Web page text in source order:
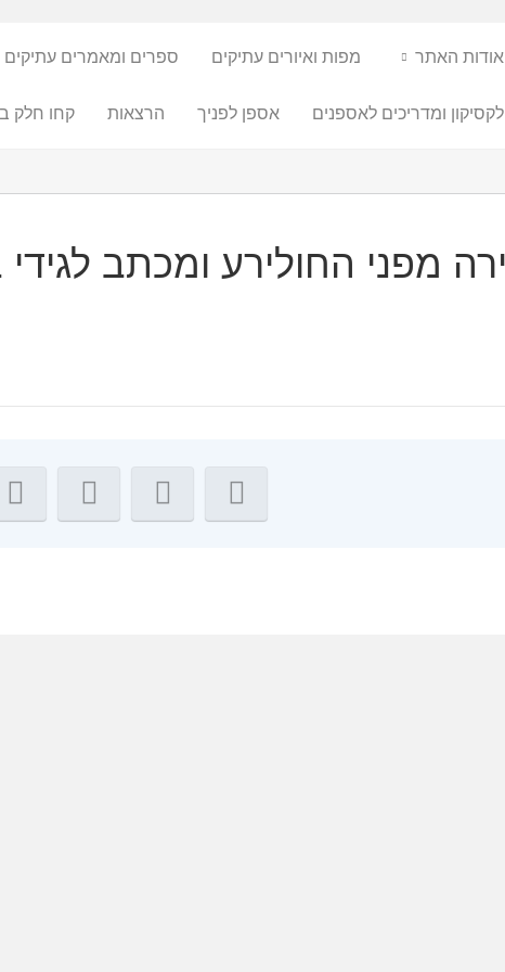
אודות האתר מפות ואיורים עתיקים ספרים ומאמרים עתיקים
לקסיקון ומדריכים לאספנים אספן לפניך הרצאות קחו חלק